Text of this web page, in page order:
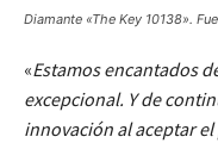
Diamante «The Key 10138».
«Estamos encantados
excepcional. Y de
innovación al aceptar